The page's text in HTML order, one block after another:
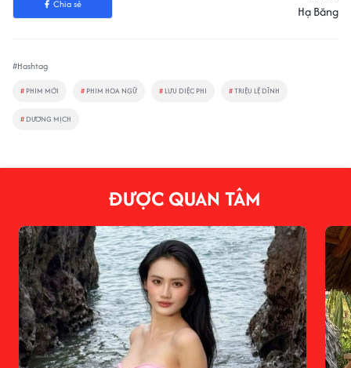
Chia sẻ Hạ Băng
#Hashtag
# PHIM MỚI # PHIM HOA NGỮ # LƯU DIỆC PHI #TRIỆU LỆ DĨNH
# DƯƠNG MỊCH
ĐƯỢC QUAN TÂM